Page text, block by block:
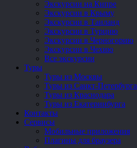
Экскурсии на Кипре
Экскурсии в Крыму
Экскурсии в Таиланд
Экскурсии в Турцию
Экскурсии в Черногорию
Экскурсии в Чехию
Все экскурсии
Туры
Туры из Москвы
Туры из Санкт-Петербурга
Туры из Краснодара
Туры из Екатеринбурга
Контакты
Сервисы
Мобильные приложения
Плагины для браузера